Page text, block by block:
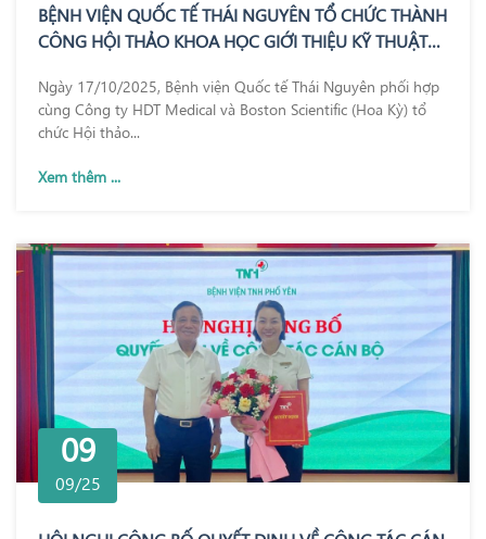
BỆNH VIỆN QUỐC TẾ THÁI NGUYÊN TỔ CHỨC THÀNH
CÔNG HỘI THẢO KHOA HỌC GIỚI THIỆU KỸ THUẬT
TUYẾN TIỀN LIỆT
Ngày 17/10/2025, Bệnh viện Quốc tế Thái Nguyên phối hợp
cùng Công ty HDT Medical và Boston Scientific (Hoa Kỳ) tổ
chức Hội thảo...
Xem thêm ...
09
09/25